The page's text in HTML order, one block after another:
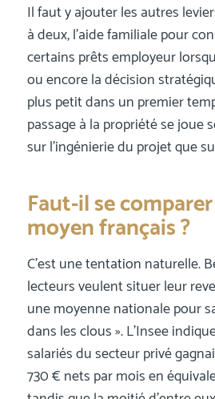
Il faut y ajouter les autres
à deux, l’aide familiale pour
certains prêts employeur
ou encore la décision
plus petit dans un premier
passage à la propriété se joue
sur l’ingénierie du projet que
Faut-il se
moyen français ?
C’est une tentation naturelle.
lecteurs veulent situer leur
une moyenne nationale pour
dans les clous ». L’Insee
salariés du secteur privé
730 € nets par mois en